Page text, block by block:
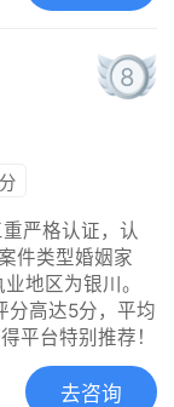
8
严格认证，认
件类型婚姻家
地区为银川。
分高达5分，平均
平台特别推荐！
去咨询